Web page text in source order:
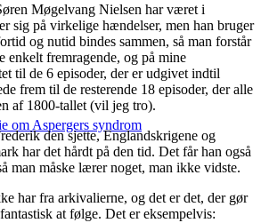
om Aspergers syndrom
Møgelvang Nielsen har været i
sig på virkelige hændelser, men han bruger
og nutid bindes sammen, så man forstår
enkelt fremragende, og på mine
til de 6 episoder, der er udgivet indtil
frem til de resterende 18 episoder, der alle
af 1800-tallet (vil jeg tro).
den sjette, Englandskrigene og
har det hårdt på den tid. Det får han også
man måske lærer noget, man ikke vidste.
har fra arkivalierne, og det er det, der gør
at følge. Det er eksempelvis: